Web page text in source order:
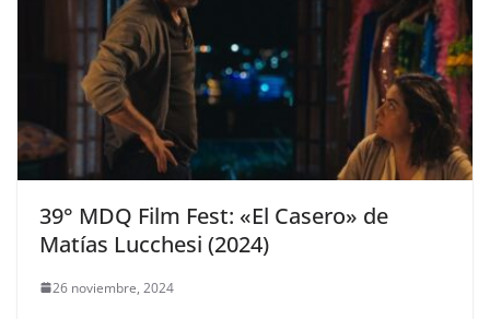
39° MDQ Film Fest: «El Casero» de
Matías Lucchesi (2024)
26 noviembre, 2024